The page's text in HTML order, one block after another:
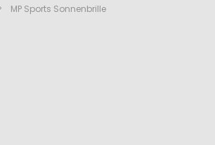
MP Sports Sonnenbrille